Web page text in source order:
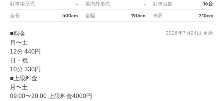
駐車場形式 - 屋内外形式 - 駐車台数 16台
全長 500cm 全幅 190cm 車高 210cm
2026年7月24日 更新
■料金
月〜土
12分 440円
日・祝
10分 330円
■上限料金
月〜土
09:00〜20:00 上限料金4000円